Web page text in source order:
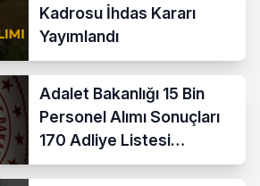
Kadrosu İhdas Kararı
Yayımlandı
Adalet Bakanlığı 15 Bin
Personel Alımı Sonuçları
170 Adliye Listesi
Açıklandı